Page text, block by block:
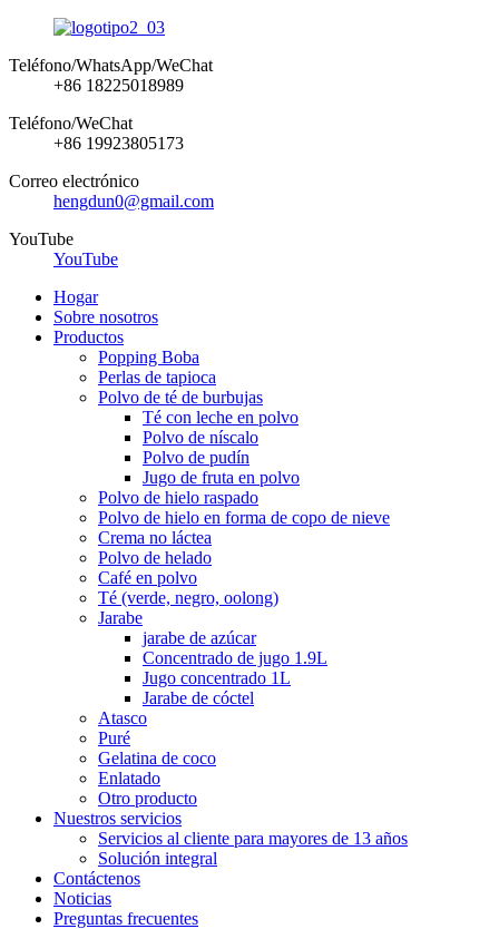
Teléfono/WhatsApp/WeChat
+86 18225018989
Teléfono/WeChat
+86 19923805173
Correo electrónico
hengdun0@gmail.com
YouTube
YouTube
Hogar
Sobre nosotros
Productos
Popping Boba
Perlas de tapioca
Polvo de té de burbujas
Té con leche en polvo
Polvo de níscalo
Polvo de pudín
Jugo de fruta en polvo
Polvo de hielo raspado
Polvo de hielo en forma de copo de nieve
Crema no láctea
Polvo de helado
Café en polvo
Té (verde, negro, oolong)
Jarabe
jarabe de azúcar
Concentrado de jugo 1.9L
Jugo concentrado 1L
Jarabe de cóctel
Atasco
Puré
Gelatina de coco
Enlatado
Otro producto
Nuestros servicios
Servicios al cliente para mayores de 13 años
Solución integral
Contáctenos
Noticias
Preguntas frecuentes